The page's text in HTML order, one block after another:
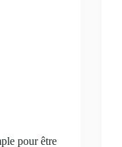
pour être